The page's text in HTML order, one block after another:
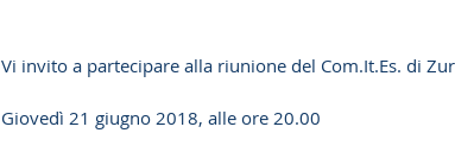
Vi invito a partecipare alla riunione del Com.It.Es. di
Giovedì 21 giugno 2018, alle ore 20.00